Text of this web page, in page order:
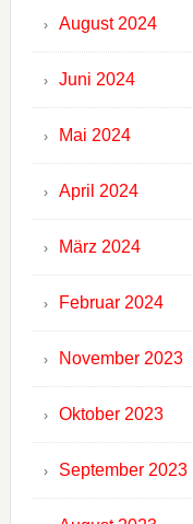
August 2024
Juni 2024
Mai 2024
April 2024
März 2024
Februar 2024
November 2023
Oktober 2023
September 2023